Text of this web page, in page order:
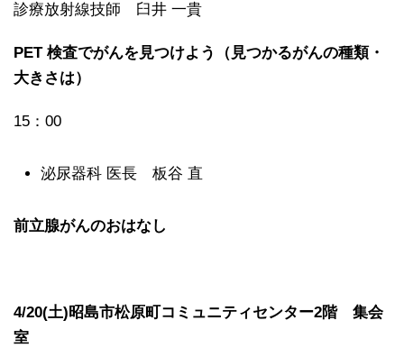
診療放射線技師 臼井 一貴
PET 検査でがんを見つけよう（見つかるがんの種類・
大きさは）
15：00
泌尿器科 医長 板谷 直
前立腺がんのおはなし
4/20(土)昭島市松原町コミュニティセンター2階 集会
室